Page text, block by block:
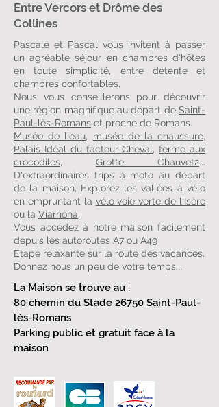
Entre Vercors et Drôme des
Collines
Pascale et Pascal vous invitent à passer
un agréable séjour en chambres d'hôtes
en toute simplicité, entre détente et
chambres confortables.
Nous vous conseillerons pour découvrir
une région magnifique au départ de Saint-
Paul-lès-Romans et proche de Romans.
Musée de l'eau, musée de la chaussure,
Palais Idéal du facteur Cheval,ferme aux
crocodiles, Grotte Chauvet2...
D'extraordinaires trips à moto au départ
de la maison, Explorez les vallées à vélo
en empruntant la vélo voie verte de l'Isère
ou la Viarhôna.
Vous accédez à notre maison facilement
depuis les autoroutes A7 ou A49
Etape relaxante sur la route des vacances.
Donnez nous un peu de votre temps...
La Maison se trouve au :
80 chemin du Stade 26750 Saint-Paul-
lès-Romans
Parking public et gratuit face à la
maison